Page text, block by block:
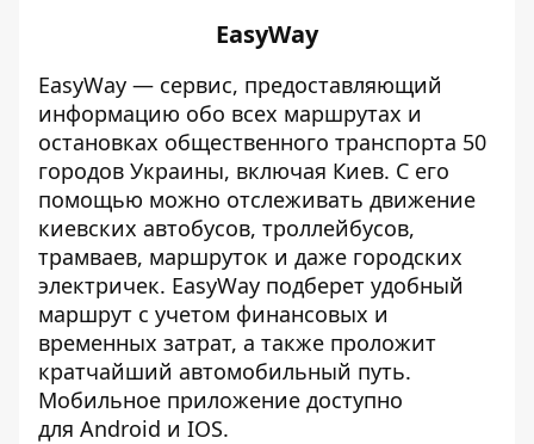
EasyWay
EasyWay — сервис, предоставляющий
информацию обо всех маршрутах и
остановках общественного транспорта 50
городов Украины, включая Киев. С его
помощью можно отслеживать движение
киевских автобусов, троллейбусов,
трамваев, маршруток и даже городских
электричек. EasyWay подберет удобный
маршрут с учетом финансовых и
временных затрат, а также проложит
кратчайший автомобильный путь.
Мобильное приложение доступно
для Android и IOS.